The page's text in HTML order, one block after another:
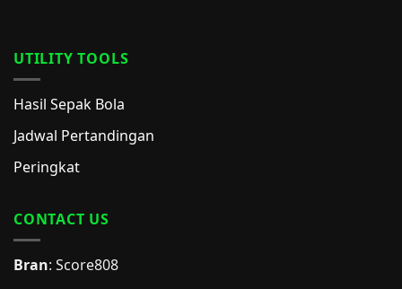
UTILITY TOOLS
Hasil Sepak Bola
Jadwal Pertandingan
Peringkat
CONTACT US
Bran: Score808